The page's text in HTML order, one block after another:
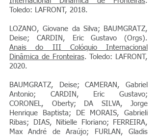
Toledo: LAFRONT, 2018.
LOZANO, Giovane da Silva; BAUMGRATZ,
Deise; CARDIN, Eric Gustavo (Orgs).
Anais do III Colóquio Internacional
Dinâmica de Fronteiras. Toledo: LAFRONT,
2020.
BAUMGRATZ, Deise; CAMERAN, Gabriel
Antonio; CARDIN, Eric Gustavo;
CORONEL, Oberty; DA SILVA, Jorge
Henrique Baptista; DE MORAIS, Gabrieli
Ribas; DIAS, Nitielle Floriano; FERREIRA,
Max André de Araújo; FURLAN, Gladis